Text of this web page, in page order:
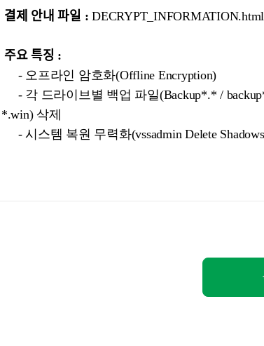
결제 안내 파일 : DECRYPT_INFORMATION.html
주요 특징 :
- 오프라인 암호화(Offline Encryption)
- 각 드라이브별 백업 파일(Backup*.* /
*.win) 삭제
- 시스템 복원 무력화(vssadmin Delete